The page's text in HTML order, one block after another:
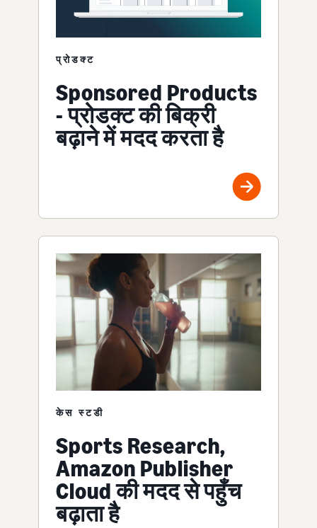
प्रोडक्ट
Sponsored Products
- प्रोडक्ट की बिक्री
बढ़ाने में मदद करता है
केस स्टडी
Sports Research,
Amazon Publisher
Cloud की मदद से पहुँच
बढ़ाता है